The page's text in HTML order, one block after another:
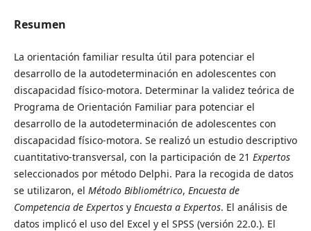
Resumen
La orientación familiar resulta útil para potenciar el
desarrollo de la autodeterminación en adolescentes con
discapacidad físico-motora. Determinar la validez teórica de
Programa de Orientación Familiar para potenciar el
desarrollo de la autodeterminación de adolescentes con
discapacidad físico-motora. Se realizó un estudio descriptivo
cuantitativo-transversal, con la participación de 21 Expertos
seleccionados por método Delphi. Para la recogida de datos
se utilizaron, el Método Bibliométrico, Encuesta de
Competencia de Expertosy Encuesta a Expertos. El análisis de
datos implicó el uso del Excel y el SPSS (versión 22.0.). El